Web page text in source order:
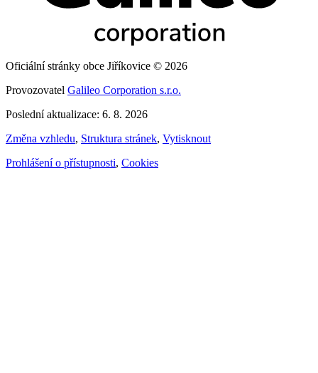
Oficiální stránky obce Jiříkovice © 2026
Provozovatel Galileo Corporation s.r.o.
Poslední aktualizace: 6. 8. 2026
Změna vzhledu, Struktura stránek, Vytisknout
Prohlášení o přístupnosti, Cookies